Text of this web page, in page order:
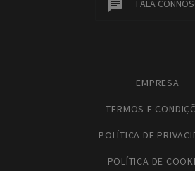
FALA
EMPRESA
TERMOS E
POLÍTICA DE
POLÍTICA DE